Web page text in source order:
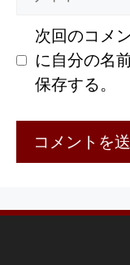
次回のコメ
に自分の名
保存する。